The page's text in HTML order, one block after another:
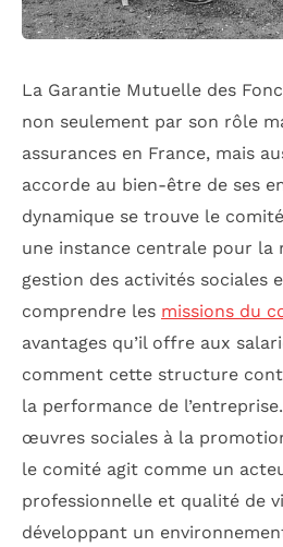
La Garantie Mutuelle des
non seulement par son rôle
assurances en France, mais
accorde au bien-être de ses
dynamique se trouve le
une instance centrale pour
gestion des activités sociales
comprendre les missions du
avantages qu’il offre aux
comment cette structure
la performance de
œuvres sociales à la
le comité agit comme un
professionnelle et qualité de
développant un